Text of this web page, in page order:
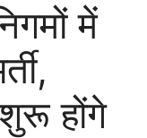
में
होंगे